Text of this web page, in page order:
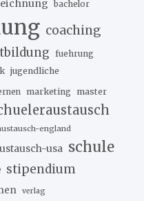
bachelor
coaching
fuehrung
jugendliche
marketing master
england
usa schule
stipendium
verlag